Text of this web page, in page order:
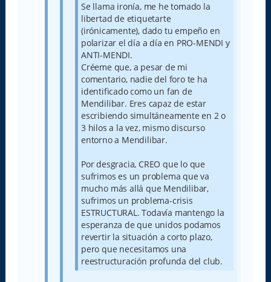
Se llama ironía, me he tomado la
libertad de etiquetarte
(irónicamente), dado tu empeño en
polarizar el día a día en PRO-MENDI y
ANTI-MENDI.
Créeme que, a pesar de mi
comentario, nadie del foro te ha
identificado como un fan de
Mendilibar. Eres capaz de estar
escribiendo simultáneamente en 2 o
3 hilos a la vez, mismo discurso
entorno a Mendilibar.
Por desgracia, CREO que lo que
sufrimos es un problema que va
mucho más allá que Mendilibar,
sufrimos un problema-crisis
ESTRUCTURAL. Todavía mantengo la
esperanza de que unidos podamos
revertir la situación a corto plazo,
pero que necesitamos una
reestructuración profunda del club.